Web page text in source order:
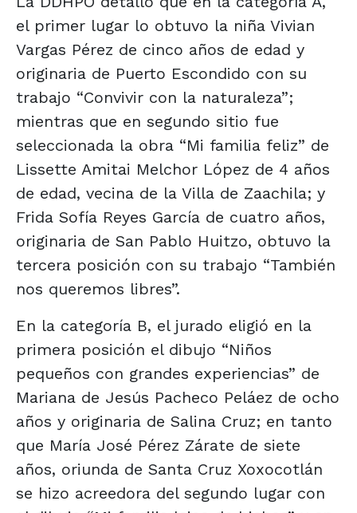
el primer lugar lo obtuvo la niña Vivian
Vargas Pérez de cinco años de edad y
originaria de Puerto Escondido con su
trabajo “Convivir con la naturaleza”;
mientras que en segundo sitio fue
seleccionada la obra “Mi familia feliz” de
Lissette Amitai Melchor López de 4 años
de edad, vecina de la Villa de Zaachila; y
Frida Sofía Reyes García de cuatro años,
originaria de San Pablo Huitzo, obtuvo la
tercera posición con su trabajo “También
nos queremos libres”.
En la categoría B, el jurado eligió en la
primera posición el dibujo “Niños
pequeños con grandes experiencias” de
Mariana de Jesús Pacheco Peláez de ocho
años y originaria de Salina Cruz; en tanto
que María José Pérez Zárate de siete
años, oriunda de Santa Cruz Xoxocotlán
se hizo acreedora del segundo lugar con